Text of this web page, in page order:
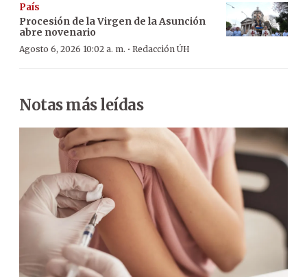
País
Procesión de la Virgen de la Asunción
abre novenario
Agosto 6, 2026 10:02 a. m. · Redacción ÚH
Notas más leídas